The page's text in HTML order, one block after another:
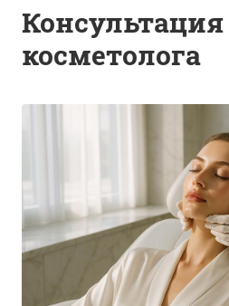
косметолога